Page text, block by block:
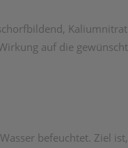
auf die
befeuchtet. Ziel